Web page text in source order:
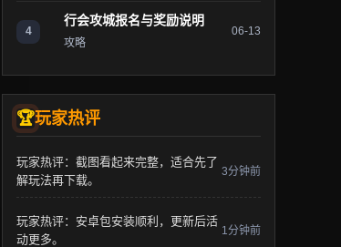
4
行会攻城报名与奖励说明
攻略
06-13
玩家热评
玩家热评：截图看起来完整，适合先了
解玩法再下载。
3分钟前
玩家热评：安卓包安装顺利，更新后活
动更多。
1分钟前